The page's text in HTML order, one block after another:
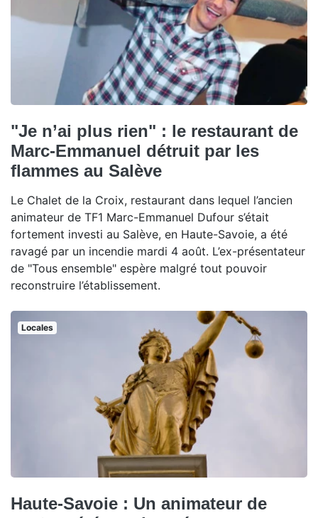
"Je n’ai plus rien" : le restaurant de
Marc-Emmanuel détruit par les
flammes au Salève
Le Chalet de la Croix, restaurant dans lequel l’ancien
animateur de TF1 Marc-Emmanuel Dufour s’était
fortement investi au Salève, en Haute-Savoie, a été
ravagé par un incendie mardi 4 août. L’ex-présentateur
de "Tous ensemble" espère malgré tout pouvoir
reconstruire l’établissement.
Locales
Haute-Savoie : Un animateur de